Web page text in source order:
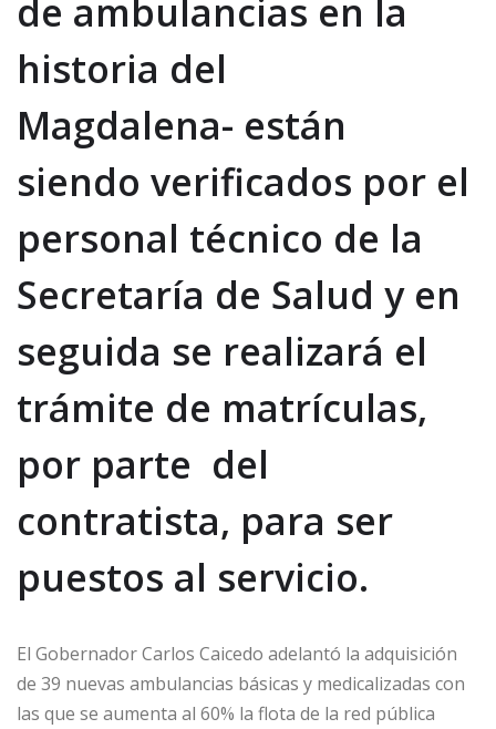
de ambulancias en la
historia del
Magdalena- están
siendo verificados por el
personal técnico de la
Secretaría de Salud y en
seguida se realizará el
trámite de matrículas,
por parte del
contratista, para ser
puestos al servicio.
El Gobernador Carlos Caicedo adelantó la adquisición
de 39 nuevas ambulancias básicas y medicalizadas con
las que se aumenta al 60% la flota de la red pública